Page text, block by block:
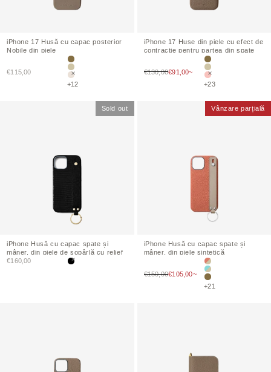
iPhone 17 Husă cu capac posterior
Nobile din piele
Preț de vânzare
€115,00
Etoupe
Greige
Alb
+12
iPhone 17 Huse din piele cu efect de
contracție pentru partea din spate
€130,00Preț de vânzare
€91,00~
Etoupe
Greige
Roz Sakura
+23
Sold out
iPhone Husă cu capac spate și
mâner, din piele de șopârlă cu relief
Preț de vânzare
€160,00
Negru
Vânzare parțială
iPhone Husă cu capac spate și
mâner, din piele sintetică
€150,00Preț de vânzare
€105,00~
Portocaliu teracotă
Albastru mare ×
Etoupe
+21